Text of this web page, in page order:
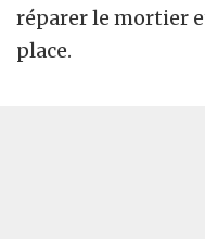
réparer le mortier
place.